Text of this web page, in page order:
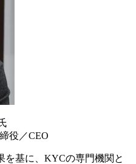
役／CEO
を基に、KYCの専門機関と